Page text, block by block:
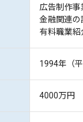
広告制作事
金融関連の
有料職業紹
1994年（
4000万円